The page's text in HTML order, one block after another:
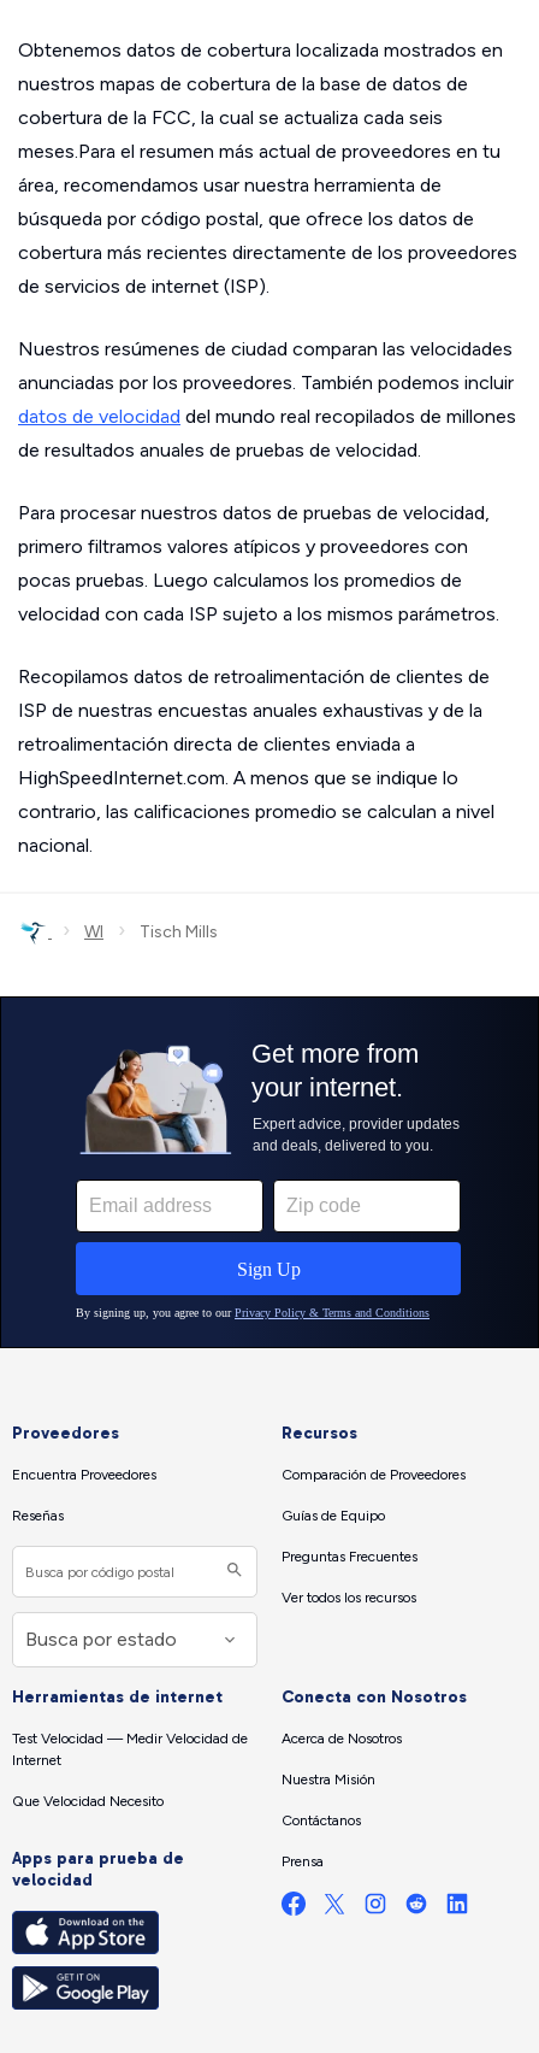
Obtenemos datos de cobertura localizada mostrados en
nuestros mapas de cobertura de la base de datos de
cobertura de la FCC, la cual se actualiza cada seis
meses.Para el resumen más actual de proveedores en tu
área, recomendamos usar nuestra herramienta de
búsqueda por código postal, que ofrece los datos de
cobertura más recientes directamente de los proveedores
de servicios de internet (ISP).
Nuestros resúmenes de ciudad comparan las velocidades
anunciadas por los proveedores. También podemos incluir
datos de velocidad del mundo real recopilados de millones
de resultados anuales de pruebas de velocidad.
Para procesar nuestros datos de pruebas de velocidad,
primero filtramos valores atípicos y proveedores con
pocas pruebas. Luego calculamos los promedios de
velocidad con cada ISP sujeto a los mismos parámetros.
Recopilamos datos de retroalimentación de clientes de
ISP de nuestras encuestas anuales exhaustivas y de la
retroalimentación directa de clientes enviada a
HighSpeedInternet.com. A menos que se indique lo
contrario, las calificaciones promedio se calculan a nivel
nacional.
› WI › Tisch Mills
Proveedores
Encuentra Proveedores
Reseñas
Recursos
Comparación de Proveedores
Guías de Equipo
Preguntas Frecuentes
Ver todos los recursos
Herramientas de internet
Test Velocidad — Medir Velocidad de
Internet
Que Velocidad Necesito
Apps para prueba de
velocidad
Conecta con Nosotros
Acerca de Nosotros
Nuestra Misión
Contáctanos
Prensa